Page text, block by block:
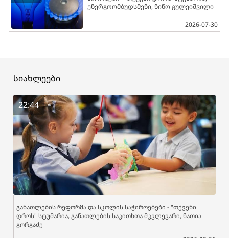
ენერგოომბუდსმენი, ნინო გულეიშვილი
2026-07-30
სიახლეები
22:44
განათლების რეფორმა და სკოლის საჭიროებები - "თქვენი
დროს" სტუმარია, განათლების საკითხთა მკვლევარი, ნათია
გორგაძე